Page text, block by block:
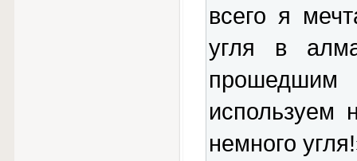
всего я
угля в
прошедшим
используем
немного